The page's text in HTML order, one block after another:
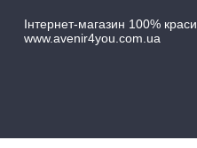
Інтернет-магазин 100% краси
www.avenir4you.com.ua